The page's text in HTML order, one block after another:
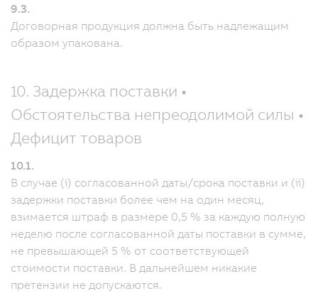
9.3.
Договорная продукция должна быть надлежащим
образом упакована.
10. Задержка поставки •
Обстоятельства непреодолимой силы •
Дефицит товаров
10.1.
В случае (i) согласованной даты/срока поставки и (ii)
задержки поставки более чем на один месяц,
взимается штраф в размере 0,5 % за каждую полную
неделю после согласованной даты поставки в сумме,
не превышающей 5 % от соответствующей
стоимости поставки. В дальнейшем никакие
претензии не допускаются.